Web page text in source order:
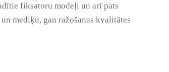
fiksatoru modeļi un arī pats
mediķu, gan ražošanas kvalitātes